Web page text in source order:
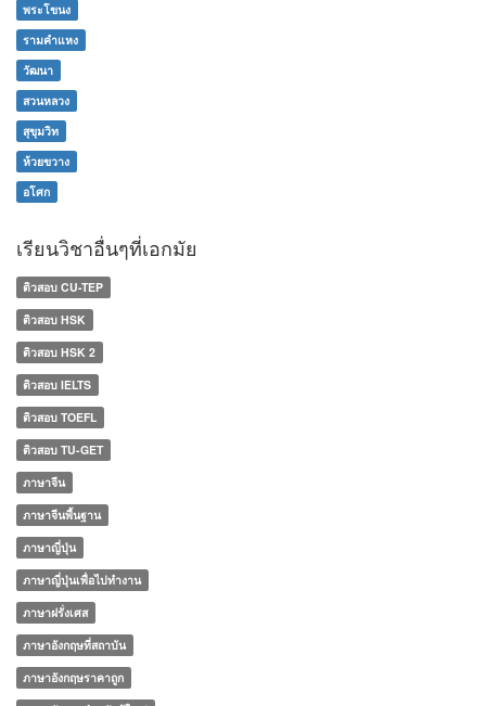
พระโขนง
รามคำแหง
วัฒนา
สวนหลวง
สุขุมวิท
ห้วยขวาง
อโศก
เรียนวิชาอื่นๆที่เอกมัย
ติวสอบ CU-TEP
ติวสอบ HSK
ติวสอบ HSK 2
ติวสอบ IELTS
ติวสอบ TOEFL
ติวสอบ TU-GET
ภาษาจีน
ภาษาจีนพื้นฐาน
ภาษาญี่ปุ่น
ภาษาญี่ปุ่นเพื่อไปทำงาน
ภาษาฝรั่งเศส
ภาษาอังกฤษที่สถาบัน
ภาษาอังกฤษราคาถูก